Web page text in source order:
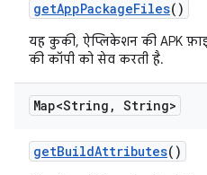
getAppPackageFiles()
यह कुकी, ऐप्लिकेशन की APK
की कॉपी को सेव करती है.
Map<String , String>
getBuildAttributes()